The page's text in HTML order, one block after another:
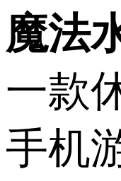
魔法
一款
手机